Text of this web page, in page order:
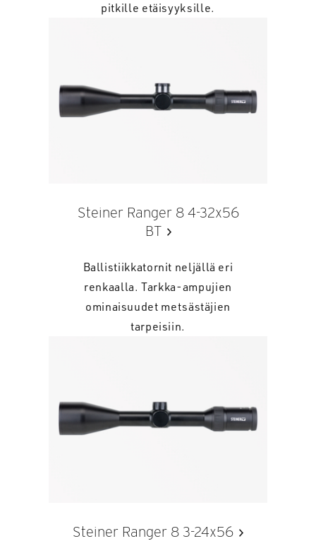
pitkille etäisyyksille.
Steiner Ranger 8 4-32x56
BT
Ballistiikkatornit neljällä eri
renkaalla. Tarkka-ampujien
ominaisuudet metsästäjien
tarpeisiin.
Steiner Ranger 8 3-24x56